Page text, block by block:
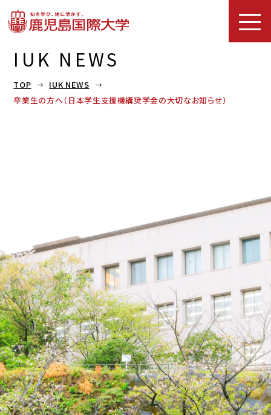
IUK NEWS
TOP
IUK NEWS
卒業生の方へ（日本学生支援機構奨学金の大切なお知らせ）